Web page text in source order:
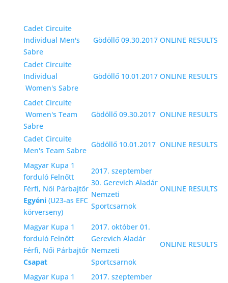
Cadet Circuite
Individual Men's
Sabre
Gödöllő 09.30.2017 ONLINE RESULTS
Cadet Circuite
Individual
Women's Sabre
Gödöllő 10.01.2017 ONLINE RESULTS
Cadet Circuite
Women's Team
Sabre
Gödöllő 09.30.2017 ONLINE RESULTS
Cadet Circuite
Men's Team Sabre
Gödöllő 10.01.2017 ONLINE RESULTS
Magyar Kupa 1
forduló Felnőtt
Férfi, Női Párbajtőr
Egyéni(U23-as EFC
körverseny)
2017. szeptember
30. Gerevich Aladár
Nemzeti
Sportcsarnok
ONLINE RESULTS
Magyar Kupa 1
forduló Felnőtt
Férfi, Női Párbajtőr
Csapat
2017. október 01.
Gerevich Aladár
Nemzeti
Sportcsarnok
ONLINE RESULTS
Magyar Kupa 1
2017. szeptember